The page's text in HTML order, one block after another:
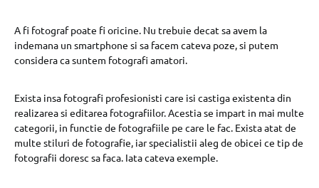
A fi fotograf poate fi oricine. Nu trebuie decat sa avem la
indemana un smartphone si sa facem cateva poze, si putem
considera ca suntem fotografi amatori.
Exista insa fotografi profesionisti care isi castiga existenta din
realizarea si editarea fotografiilor. Acestia se impart in mai multe
categorii, in functie de fotografiile pe care le fac. Exista atat de
multe stiluri de fotografie, iar specialistii aleg de obicei ce tip de
fotografii doresc sa faca. Iata cateva exemple.